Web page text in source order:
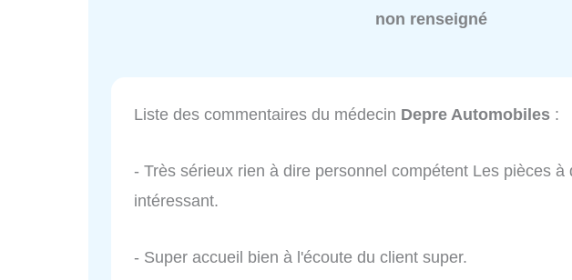
non renseigné
Liste des commentaires du médecin Depre Automobiles :
- Très sérieux rien à dire personnel compétent Les pièces à
intéressant.
- Super accueil bien à l'écoute du client super.